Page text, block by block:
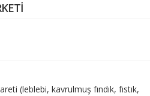
(leblebi, kavrulmuş fındık, fıstık,